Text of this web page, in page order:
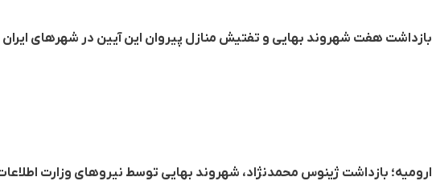
بازداشت هفت شهروند بهایی و تفتیش منازل پیروان این آیین در شهرهای ایران
ارومیه؛ بازداشت ژینوس محمدنژاد، شهروند بهایی توسط نیروهای وزارت